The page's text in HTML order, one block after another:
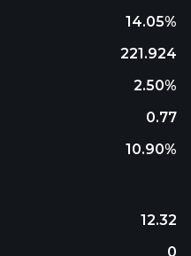
14.05%
221.924
2.50%
0.77
10.90%
12.32
0